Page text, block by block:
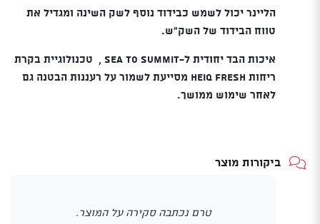
הליינר יכול לשמש כבידוד נוסף לשק השינה ומגדיל את
טווח הבידוד של השק"ש.
איכות הבד יחודית ל-SEA TO SUMMIT ,
טכנולוגיית בקרת
ריחות HeiQ Fresh מסייעת לשמור על רעננות הבטנה גם
לאחר שימוש ממושך.
ביקורות מוצר
טרם נכתבה סקירה על המוצר.